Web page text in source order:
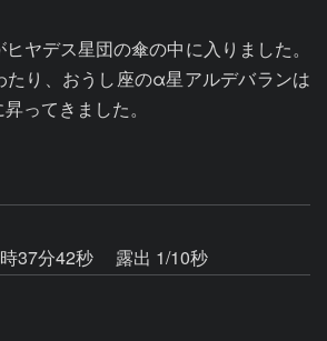
ヤデス星団の傘の中に入りました。
たり、おうし座のα星アルデバランは
ってきました。
37分42秒
露出 1/10秒